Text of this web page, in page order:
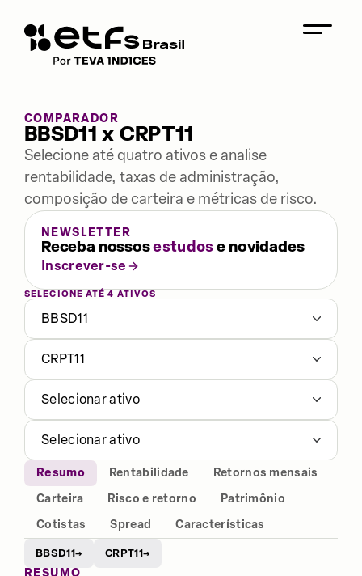
COMPARADOR
BBSD11 x CRPT11
Selecione até quatro ativos e analise
rentabilidade, taxas de administração,
composição de carteira e métricas de risco.
NEWSLETTER
Receba nossosestudose novidades
Inscrever-se
SELECIONE ATÉ 4 ATIVOS
BBSD11
CRPT11
Selecionar ativo
Selecionar ativo
Resumo Rentabilidade
Retornos mensais
Carteira
Risco e retorno
Patrimônio
Cotistas
Spread Características
BBSD11→ CRPT11→
RESUMO